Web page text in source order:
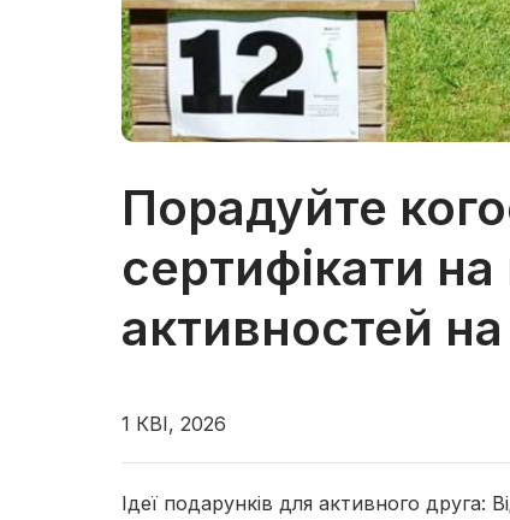
Порадуйте
сертифікати
активностей
1 КВІ, 2026
Ідеї подарунків для активного друга: